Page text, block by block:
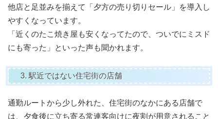
他店と足並みを揃えて「夕方の売り切りセール」を導入し
やすくなっています。
「近くのたこ焼き屋も安くなってたので、ついでにミスド
にも寄った」といった声も聞かれます。
3. 駅近ではない住宅街の店舗
通勤ルートから少し外れた、住宅街のなかにある店舗で
は、夕食後に立ち寄る常連客向けに夜割が用意されること